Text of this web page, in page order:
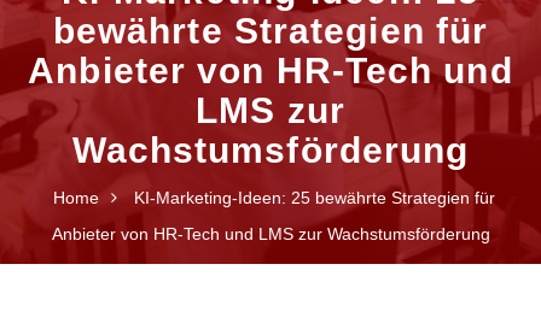
bewährte Strategien für
Anbieter von HR-Tech und
LMS zur
Wachstumsförderung
Home
KI-Marketing-Ideen: 25 bewährte Strategien für
Anbieter von HR-Tech und LMS zur Wachstumsförderung